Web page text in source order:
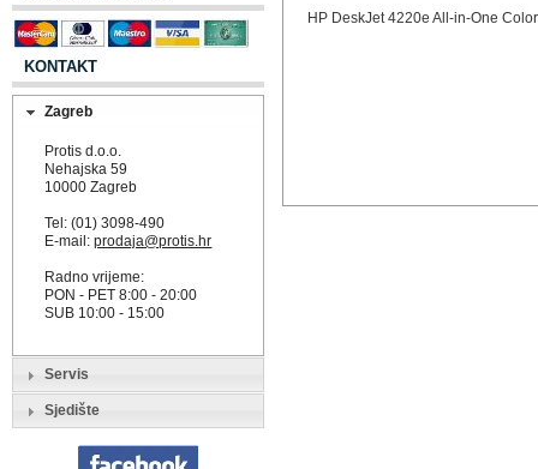
KONTAKT
Zagreb
Protis d.o.o.
Nehajska 59
10000 Zagreb
Tel: (01) 3098-490
E-mail:prodaja@protis.hr
Radno vrijeme:
PON - PET 8:00 - 20:00
SUB 10:00 - 15:00
Servis
Sjedište
HP DeskJet 4220e All-in-One